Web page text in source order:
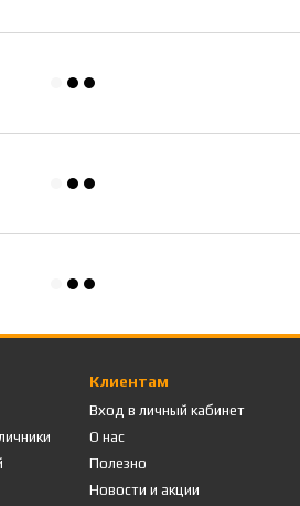
Клиентам
Вход в личный кабинет
О нас
Полезно
Новости и акции